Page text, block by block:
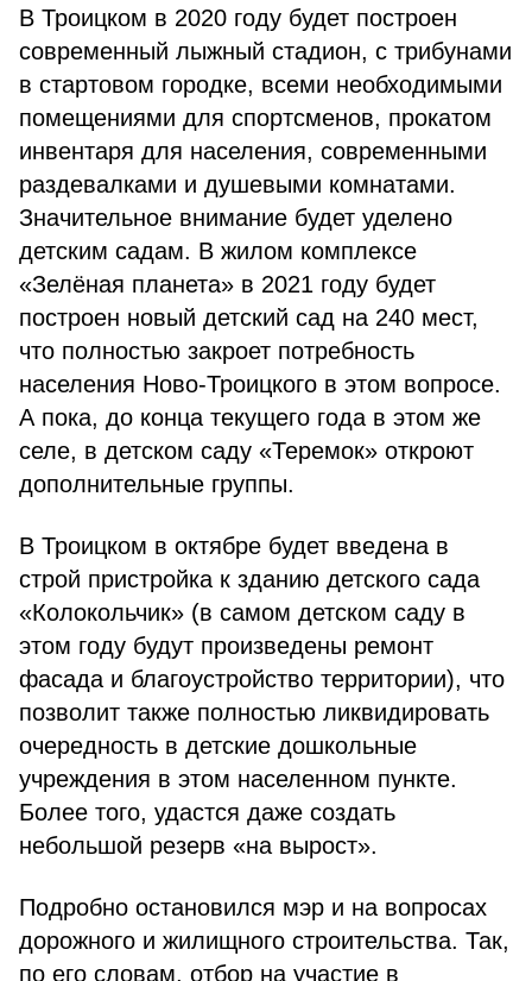
В Троицком в 2020 году будет построен
современный лыжный стадион, с трибунами
в стартовом городке, всеми необходимыми
помещениями для спортсменов, прокатом
инвентаря для населения, современными
раздевалками и душевыми комнатами.
Значительное внимание будет уделено
детским садам. В жилом комплексе
«Зелёная планета» в 2021 году будет
построен новый детский сад на 240 мест,
что полностью закроет потребность
населения Ново-Троицкого в этом вопросе.
А пока, до конца текущего года в этом же
селе, в детском саду «Теремок» откроют
дополнительные группы.
В Троицком в октябре будет введена в
строй пристройка к зданию детского сада
«Колокольчик» (в самом детском саду в
этом году будут произведены ремонт
фасада и благоустройство территории), что
позволит также полностью ликвидировать
очередность в детские дошкольные
учреждения в этом населенном пункте.
Более того, удастся даже создать
небольшой резерв «на вырост».
Подробно остановился мэр и на вопросах
дорожного и жилищного строительства. Так,
по его словам, отбор на участие в